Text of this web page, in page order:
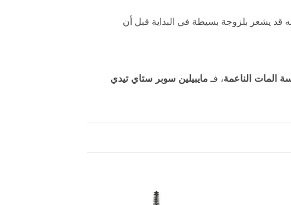
قد يشعر بلزوجة بسيطة في البداية قبل أن
المات الناعمة، فـ مايبيلين سوبر ستاي تيدي